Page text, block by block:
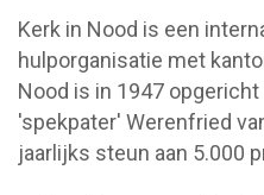
Kerk in Nood is een
hulporganisatie met
Nood is in 1947
'spekpater' Werenfried
jaarlijks steun aan 5.000